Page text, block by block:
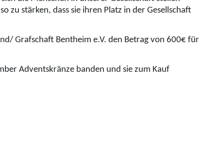
zu stärken, dass sie ihren Platz in der Gesellschaft
Grafschaft Bentheim e.V. den Betrag von 600€ für
Adventskränze banden und sie zum Kauf